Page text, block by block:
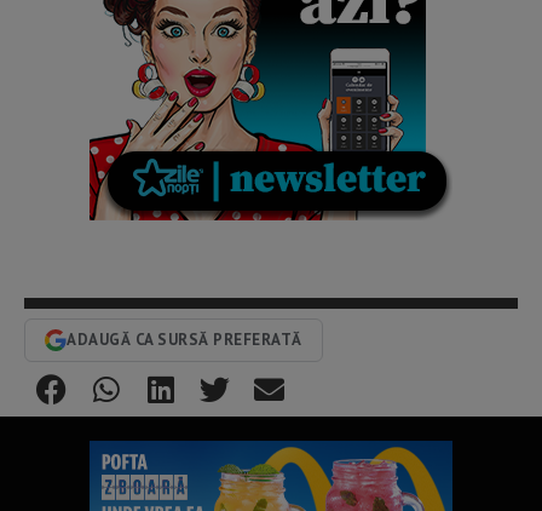
ADAUGĂ CA SURSĂ PREFERATĂ